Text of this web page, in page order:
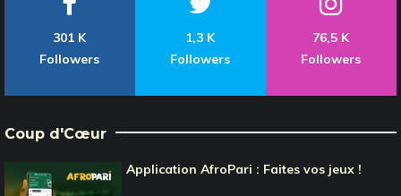
301 K
Followers
1,3 K
Followers
76,5 K
Followers
Coup d'Cœur
Application AfroPari : Faites vos jeux !